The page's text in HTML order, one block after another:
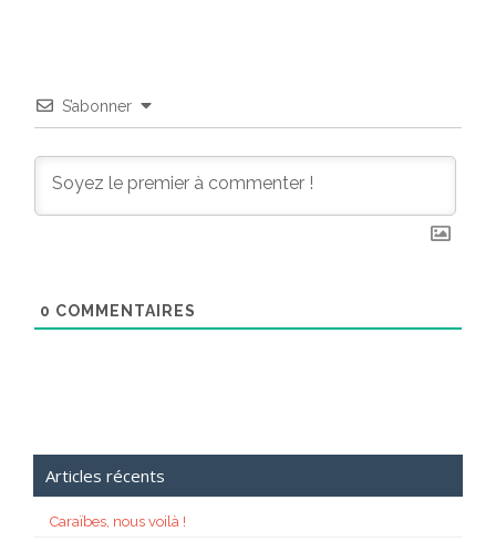
S’abonner
0 COMMENTAIRES
Articles récents
Caraïbes, nous voilà !